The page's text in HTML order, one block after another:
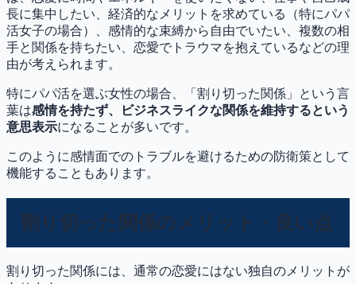
長に集中したい、経済的なメリットを求めている（特にパパ
活女子の場合）、感情的な束縛から自由でいたい、複数の相
手と関係を持ちたい、恋愛でトラウマを抱えているなどの理
由が考えられます。
特にパパ活を選ぶ女性の場合、「割り切った関係」という言
葉は感情を持たず、ビジネスライクな関係を維持するという
意思表示になることが多いです。
このように感情面でのトラブルを避けるための防衛策として
機能することもあります。
割り切った関係のメリット・良い点
割り切った関係には、通常の恋愛にはない独自のメリットが